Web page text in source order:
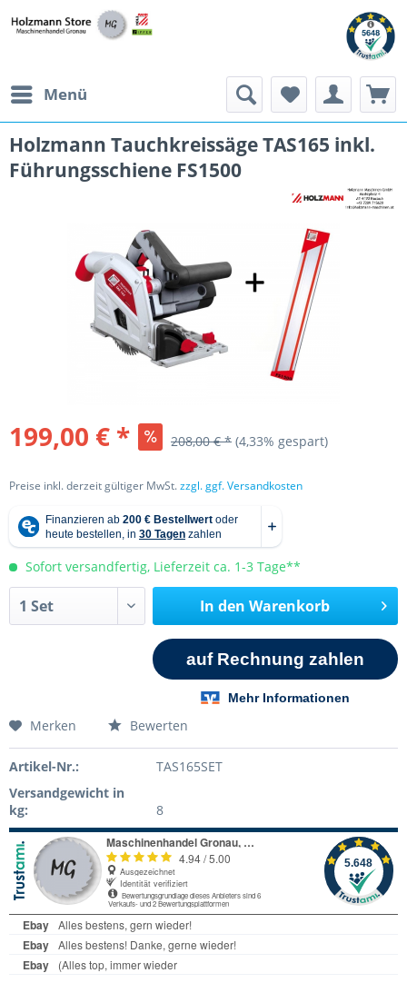
Menü
Holzmann Tauchkreissäge TAS165 inkl.
Führungsschiene FS1500
199,00 € * 208,00 € * (4,33% gespart)
Preise inkl. derzeit gültiger MwSt.zzgl. ggf. Versandkosten
Sofort versandfertig, Lieferzeit ca. 1-3 Tage**
In den Warenkorb
Merken Bewerten
Artikel-Nr.:
TAS165SET
Versandgewicht in
kg:
8